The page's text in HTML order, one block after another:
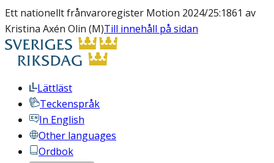
Ett nationellt frånvaroregister Motion 2024/25:1861 av
Kristina Axén Olin (M)Till innehåll på sidan
Lättläst
Teckenspråk
In English
Other languages
Ordbok